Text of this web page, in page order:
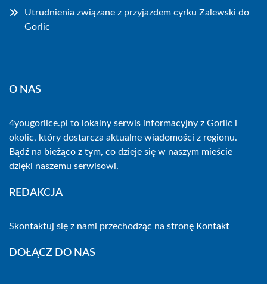
Utrudnienia związane z przyjazdem cyrku Zalewski do
Gorlic
O NAS
4yougorlice.pl to lokalny serwis informacyjny z Gorlic i
okolic, który dostarcza aktualne wiadomości z regionu.
Bądź na bieżąco z tym, co dzieje się w naszym mieście
dzięki naszemu serwisowi.
REDAKCJA
Skontaktuj się z nami przechodząc na stronę Kontakt
DOŁĄCZ DO NAS